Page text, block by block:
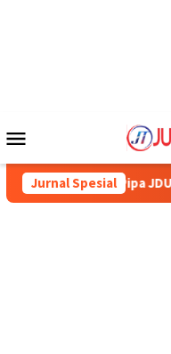
Mobile
Jurnal Spesial
Warga Diimbau